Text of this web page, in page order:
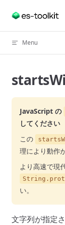
Skip to content
Menu
JavaScript の
してください
この
理により動作
より高速で現
い。
文字列が指定